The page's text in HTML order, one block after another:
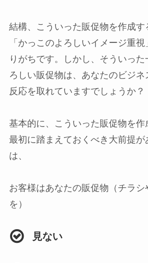
結構、こういった販促物を作成す
「かっこのよろしいイメージ重
りがちです。しかし、そういった
ろしい販促物は、あなたのビジ
反応を取れていますでしょうか？
基本的に、こういった販促物を作
最初に踏まえておくべき大前提
は、
お客様はあなたの販促物（チラシ
を）
見ない